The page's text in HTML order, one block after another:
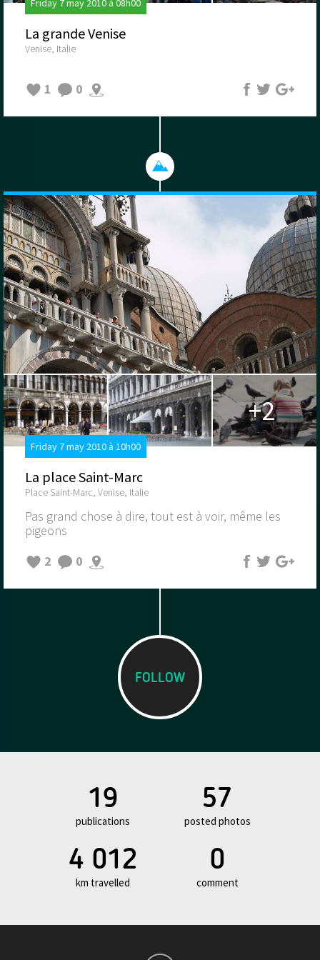
Friday 7 may 2010 à 08h00
La grande Venise
Venise, Italie
1 0
+2
Friday 7 may 2010 à 10h00
La place Saint-Marc
Place Saint-Marc, Venise, Italie
Pas grand chose à dire, tout est à voir, même les
pigeons
2
0
FOLLOW
19
publications
57
posted photos
4 012
km travelled
0
comment